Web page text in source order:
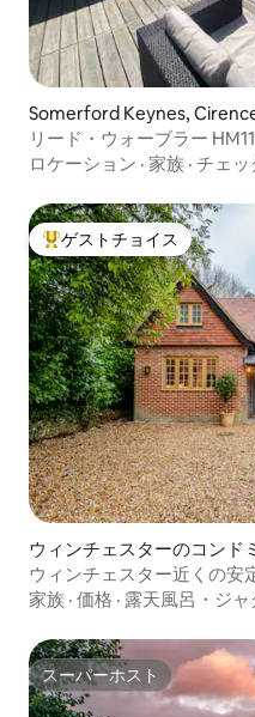
Somerford Keynes,
hireのコンドミニアム
リード・ウォーブラー
ト & スパ
ロケーション · 家族 · チェッ
大好評のゲストチョイスです
ゲストチョイス
ウィンチェスターのコンド
ウィンチェスター近くの安
ジー付き）
家族 · 価格 · 露天風呂・ジャ
スーパーホスト
スーパーホスト